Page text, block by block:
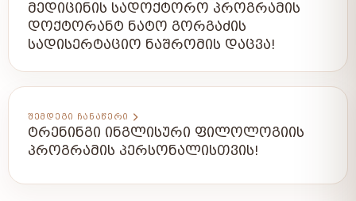
ᲛᲔᲓᲘᲪᲘᲜᲘᲡ ᲡᲐᲓᲝᲥᲢᲝᲠᲝ ᲞᲠᲝᲒᲠᲐᲛᲘᲡ
ᲓᲝᲥᲢᲝᲠᲐᲜᲢ ᲜᲐᲢᲝ ᲒᲝᲠᲒᲐᲫᲘᲡ
ᲡᲐᲓᲘᲡᲔᲠᲢᲐᲪᲘᲝ ᲜᲐᲨᲠᲝᲛᲘᲡ ᲓᲐᲪᲕᲐ!
ᲨᲔᲛᲓᲔᲒᲘ ᲩᲐᲜᲐᲬᲔᲠᲘ
ᲢᲠᲔᲜᲘᲜᲒᲘ ᲘᲜᲒᲚᲘᲡᲣᲠᲘ ᲤᲘᲚᲝᲚᲝᲒᲘᲘᲡ
ᲞᲠᲝᲒᲠᲐᲛᲘᲡ ᲞᲔᲠᲡᲝᲜᲐᲚᲘᲡᲗᲕᲘᲡ!